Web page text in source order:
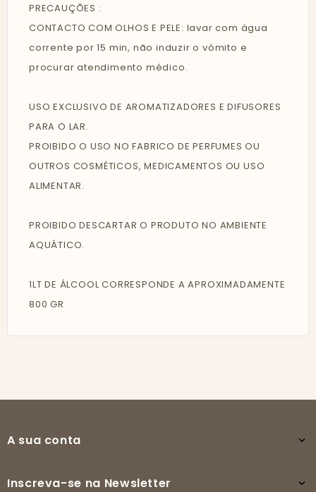
PRECAUÇÕES :
CONTACTO COM OLHOS E PELE: lavar com água
corrente por 15 min, não induzir o vómito e
procurar atendimento médico.
USO EXCLUSIVO DE AROMATIZADORES E DIFUSORES
PARA O LAR.
PROIBIDO O USO NO FABRICO DE PERFUMES OU
OUTROS COSMÉTICOS, MEDICAMENTOS OU USO
ALIMENTAR.
PROIBIDO DESCARTAR O PRODUTO NO AMBIENTE
AQUÁTICO.
1LT DE ÁLCOOL CORRESPONDE A APROXIMADAMENTE
800 GR
A sua conta 
Inscreva-se na Newsletter 